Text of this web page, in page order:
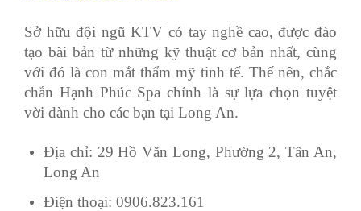
Sở hữu đội ngũ KTV có tay nghề cao, được đào
tạo bài bản từ những kỹ thuật cơ bản nhất, cùng
với đó là con mắt thẩm mỹ tinh tế. Thế nên, chắc
chắn Hạnh Phúc Spa chính là sự lựa chọn tuyệt
vời dành cho các bạn tại Long An.
Địa chỉ: 29 Hồ Văn Long, Phường 2, Tân An,
Long An
Điện thoại: 0906.823.161